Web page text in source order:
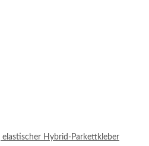
Hybrid-Parkettkleber